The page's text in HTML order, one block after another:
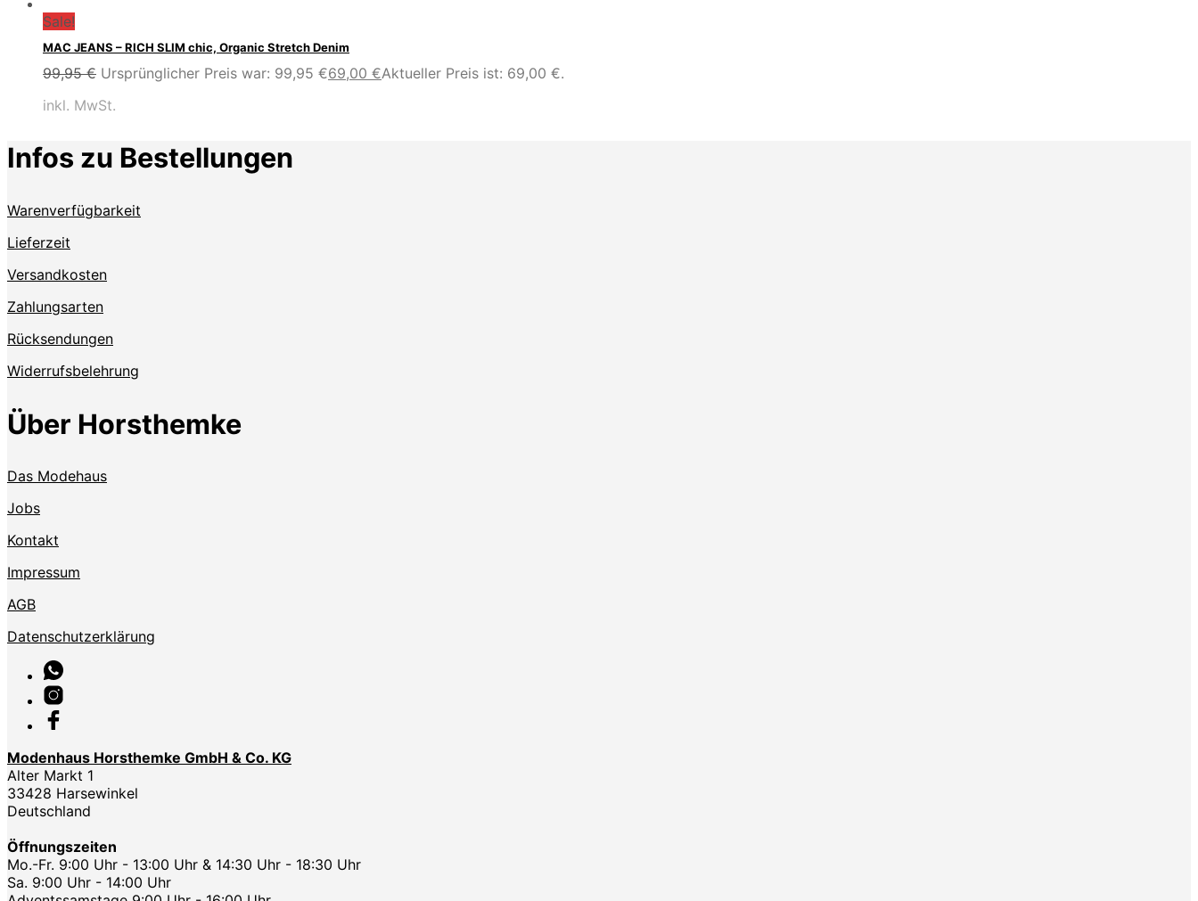
Sale!
MAC JEANS – RICH SLIM chic, Organic Stretch Denim
99,95€ Ursprünglicher Preis war: 99,95 €69,00 €Aktueller Preis ist: 69,00 €.
inkl. MwSt.
Infos zu Bestellungen
Warenverfügbarkeit
Lieferzeit
Versandkosten
Zahlungsarten
Rücksendungen
Widerrufsbelehrung
Über Horsthemke
Das Modehaus
Jobs
Kontakt
Impressum
AGB
Datenschutzerklärung
Modenhaus Horsthemke GmbH & Co. KG
Alter Markt 1
33428 Harsewinkel
Deutschland
Öffnungszeiten
Mo.-Fr. 9:00 Uhr - 13:00 Uhr & 14:30 Uhr - 18:30 Uhr
Sa. 9:00 Uhr - 14:00 Uhr